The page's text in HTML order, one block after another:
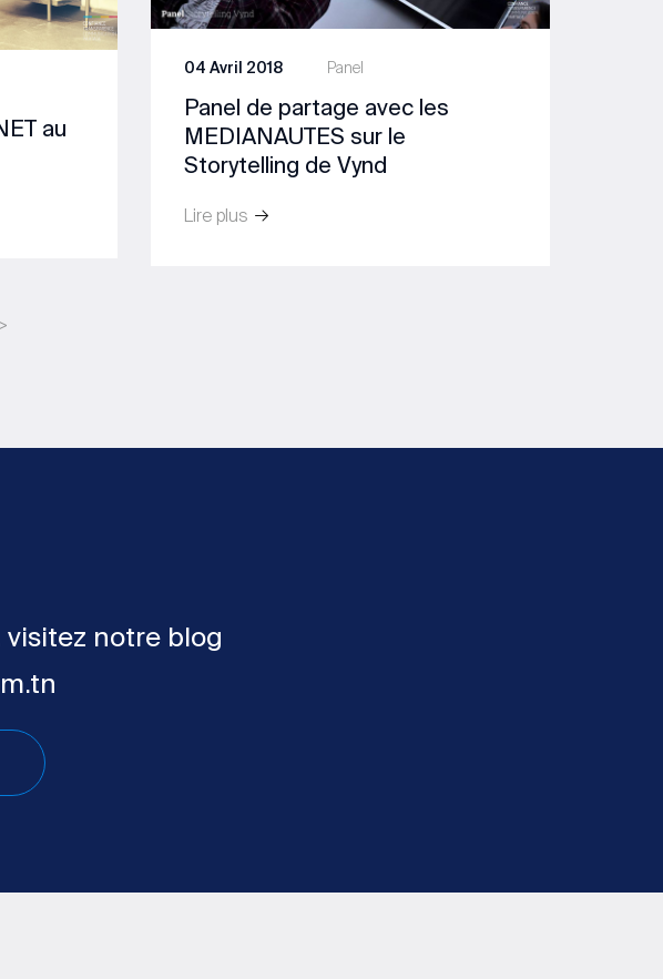
au
Panel
04 Avril 2018
Panel de partage avec les
MEDIANAUTES sur le
Storytelling de Vynd
Lire plus
visitez notre blog